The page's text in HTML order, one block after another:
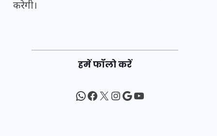
करेगी।
हमें फॉलो करें
WhatsApp
Facebook
X Instagram
Google
YouTube